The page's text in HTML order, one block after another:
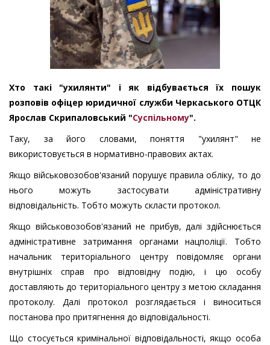
Хто такі "ухилянти" і як відбувається їх пошук
розповів офіцер юридичної служби Черкаського ОТЦК
Ярослав Скрипаловський "Суспільному".
Таку, за його словами, поняття "ухилянт" не
використовується в нормативно-правових актах.
Якщо військовозобов'язаний порушує правила обліку, то до
нього можуть застосувати адміністративну
відповідальність. Тобто можуть скласти протокол.
Якщо військовозобов'язаний не прибув, далі здійснюється
адміністративне затримання органами нацполіції. Тобто
начальник територіального центру повідомляє органи
внутрішніх справ про відповідну подію, і цю особу
доставляють до територіального центру з метою складання
протоколу. Далі протокол розглядається і виноситься
постанова про притягнення до відповідальності.
Що стосується кримінальної відповідальності, якщо особа